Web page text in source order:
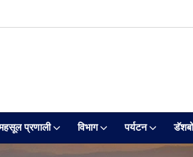
प्रणाली विभाग पर्यटन